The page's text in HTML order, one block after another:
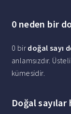
0 neden bir
0 bir doğal sayı
anlamsızdır.
kümesidir.
Doğal